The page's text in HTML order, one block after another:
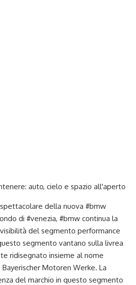
della nuova #bmw
di #venezia, #bmw continua la
del segmento performance
segmento vantano sulla livrea
ridisegnato insieme al nome
Motoren Werke. La
del marchio in questo segmento